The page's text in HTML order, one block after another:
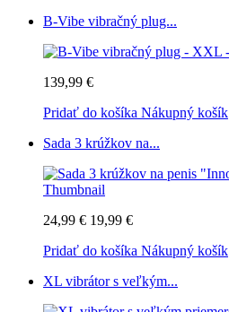
B-Vibe vibračný plug...
139,99 €
Pridať do košíka Nákupný košík
Sada 3 krúžkov na...
24,99 € 19,99 €
Pridať do košíka Nákupný košík
XL vibrátor s veľkým...